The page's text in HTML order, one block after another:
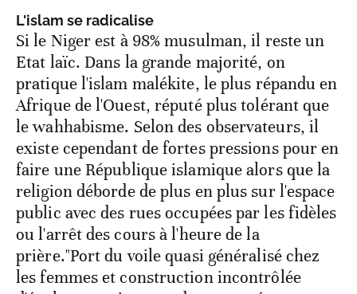
L'islam se radicalise
Si le Niger est à 98% musulman, il reste un
Etat laïc. Dans la grande majorité, on
pratique l'islam malékite, le plus répandu en
Afrique de l'Ouest, réputé plus tolérant que
le wahhabisme. Selon des observateurs, il
existe cependant de fortes pressions pour en
faire une République islamique alors que la
religion déborde de plus en plus sur l'espace
public avec des rues occupées par les fidèles
ou l'arrêt des cours à l'heure de la
prière."Port du voile quasi généralisé chez
les femmes et construction incontrôlée